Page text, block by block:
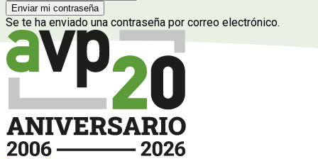
Se te ha enviado una contraseña por correo electrónico.